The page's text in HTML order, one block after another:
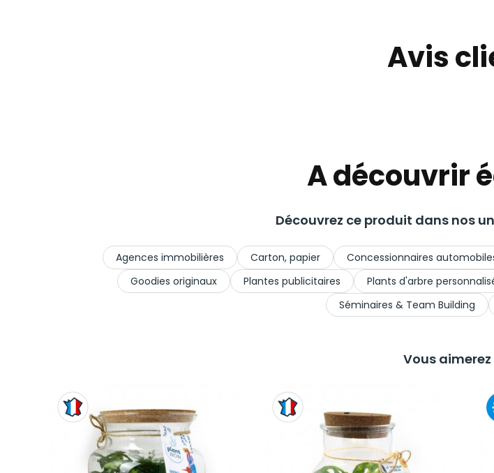
Avis
A découvrir
Découvrez ce produit dans nos
Agences immobilières Carton, papier Concessionnaires
Goodies originaux
Plantes publicitaires Plants d'arbre
Séminaires & Team Building
Vous aimerez